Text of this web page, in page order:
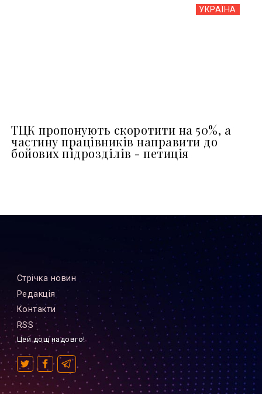
УКРАЇНА
ТЦК пропонують скоротити на 50%, а
частину працівників направити до
бойових підрозділів - петиція
Стрiчка новин
Редакцiя
Контакти
RSS
Цей дощ надовго!